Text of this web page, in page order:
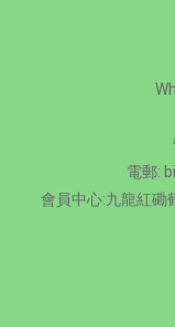
電郵:
會員中心:九龍紅磡